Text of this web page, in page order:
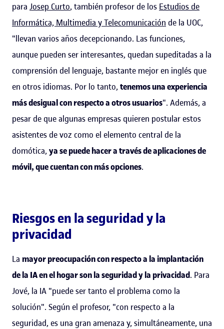
para Josep Curto, también profesor de los Estudios de
Informática, Multimedia y Telecomunicación de la UOC,
"llevan varios años decepcionando. Las funciones,
aunque pueden ser interesantes, quedan supeditadas a la
comprensión del lenguaje, bastante mejor en inglés que
en otros idiomas. Por lo tanto, tenemos una experiencia
más desigual con respecto a otros usuarios". Además, a
pesar de que algunas empresas quieren postular estos
asistentes de voz como el elemento central de la
domótica, ya se puede hacer a través de aplicaciones de
móvil, que cuentan con más opciones.
Riesgos en la seguridad y la
privacidad
La mayor preocupación con respecto a la implantación
de la IA en el hogar son la seguridad y la privacidad. Para
Jové, la IA "puede ser tanto el problema como la
solución". Según el profesor, "con respecto a la
seguridad, es una gran amenaza y, simultáneamente, una